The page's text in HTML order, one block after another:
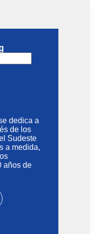
dedica a
de los
Sudeste
a medida,
años de